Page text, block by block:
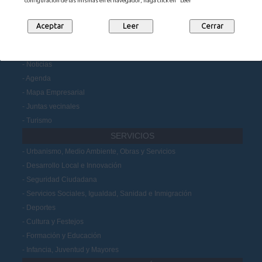
Portal de Transparencia
Datos Abiertos
Participación Ciudadana
Noticias
Agenda
Mapa Empresarial
Juntas vecinales
Turismo
SERVICIOS
Urbanismo, Medio Ambiente, Obras y Servicios
Desarrollo Local e Innovación
Seguridad Ciudadana
Servicios Sociales, Igualdad, Sanidad e Inmigración
Deportes
Cultura y Festejos
Formación y Educación
Infancia, Juventud y Mayores